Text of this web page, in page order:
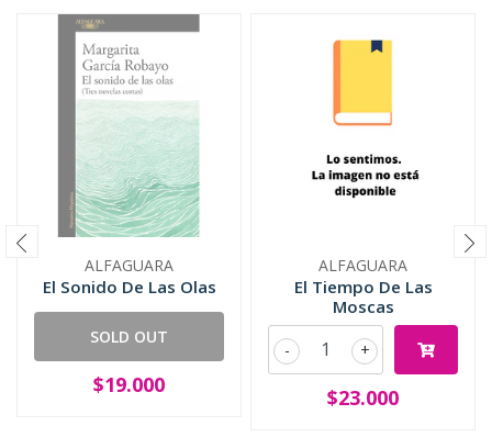
ALFAGUARA
El Sonido De Las Olas
SOLD OUT
$19.000
ALFAGUARA
El Tiempo De Las
Moscas
+
-
$23.000